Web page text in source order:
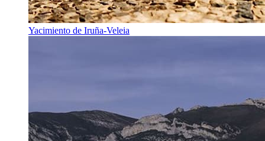
Yacimiento de Iruña-Veleia